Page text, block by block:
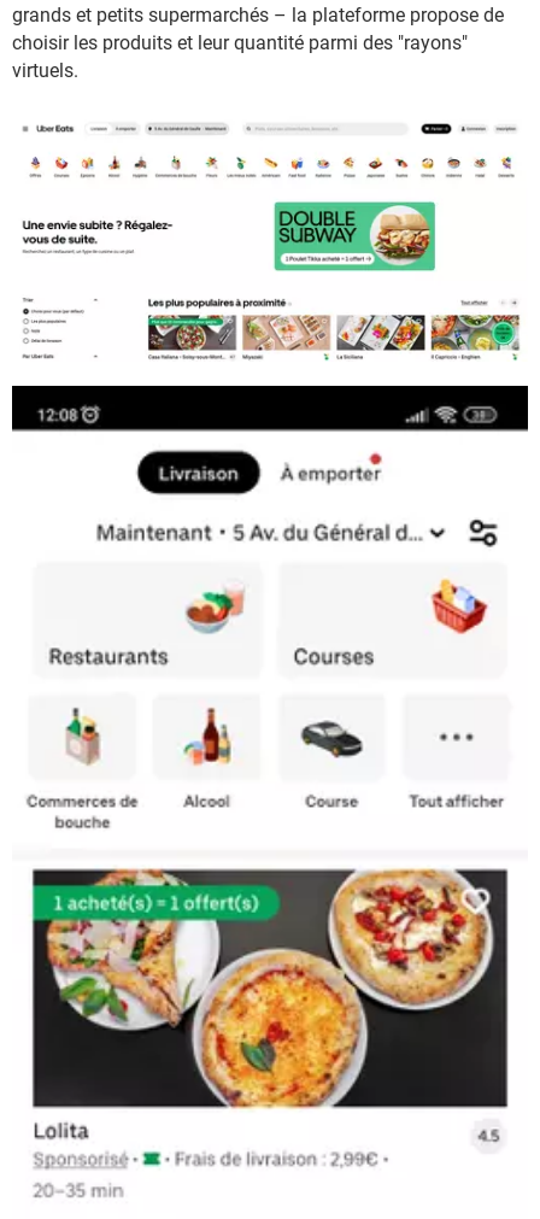
grands et petits supermarchés – la plateforme propose de
choisir les produits et leur quantité parmi des "rayons"
virtuels.